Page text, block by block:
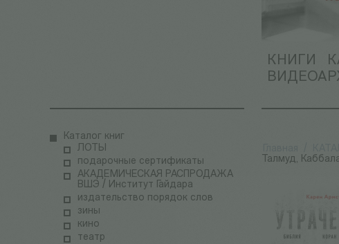
КНИГИ
Каталог книг
ЛОТЫ
подарочные сертификаты
АКАДЕМИЧЕСКАЯ РАСПРОДАЖА
ВШЭ / Институт Гайдара
издательство порядок слов
зины
кино
театр
Талмуд,